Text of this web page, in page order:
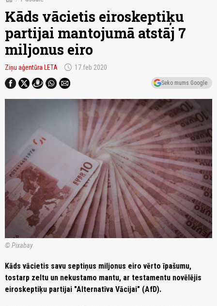
Kāds vācietis eiroskeptiķu
partijai mantojumā atstāj 7
miljonus eiro
Ziņu aģentūra LETA schedule 17.feb 2020
Seko mums Google
© Pixabay
Kāds vācietis savu septiņus miljonus eiro vērto īpašumu,
tostarp zeltu un nekustamo mantu, ar testamentu novēlējis
eiroskeptiķu partijai "Alternatīva Vācijai" (AfD).